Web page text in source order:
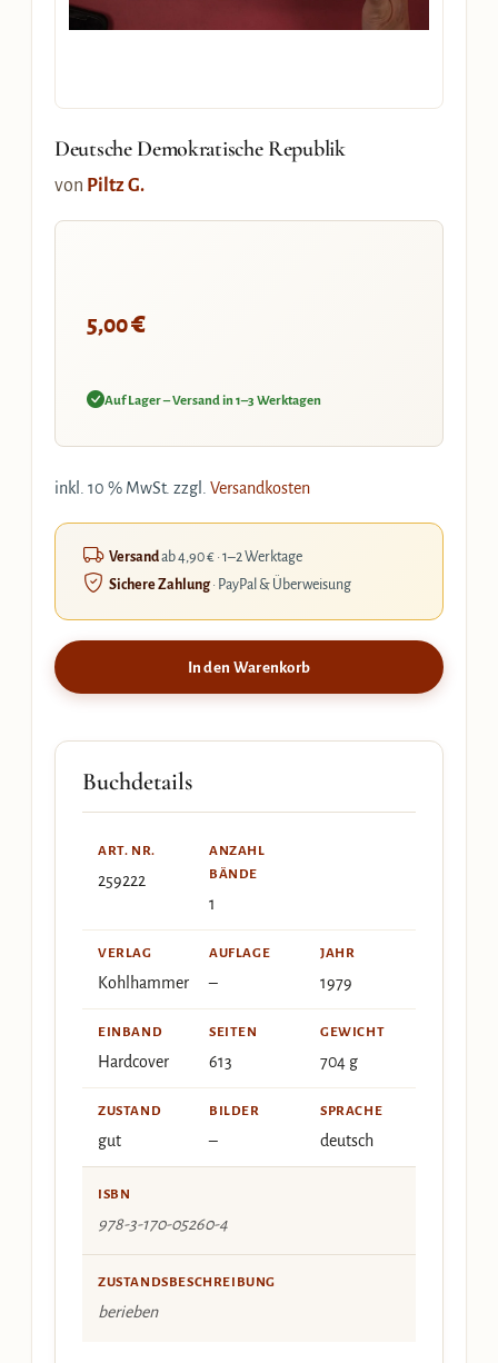
Deutsche Demokratische Republik
von Piltz G.
5,00€
Auf Lager – Versand in 1–3 Werktagen
inkl. 10 % MwSt. zzgl. Versandkosten
Versandab 4,90 € · 1–2 Werktage
Sichere Zahlung· PayPal & Überweisung
In den Warenkorb
Buchdetails
ART. NR.
259222
ANZAHL
BÄNDE
1
VERLAG
Kohlhammer
AUFLAGE
–
JAHR
1979
EINBAND
Hardcover
SEITEN
613
GEWICHT
704 g
ZUSTAND
gut
BILDER
–
SPRACHE
deutsch
ISBN
978-3-170-05260-4
ZUSTANDSBESCHREIBUNG
berieben